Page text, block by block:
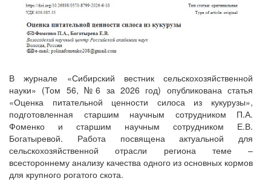
В журнале «Сибирский вестник сельскохозяйственной
науки» (Том 56, №6 за 2026 год) опубликована статья
«Оценка питательной ценности силоса из кукурузы»,
подготовленная старшим научным сотрудником П.А.
Фоменко и старшим научным сотрудником Е.В.
Богатыревой. Работа посвящена актуальной для
сельскохозяйственной отрасли региона теме –
всестороннему анализу качества одного из основных кормов
для крупного рогатого скота.